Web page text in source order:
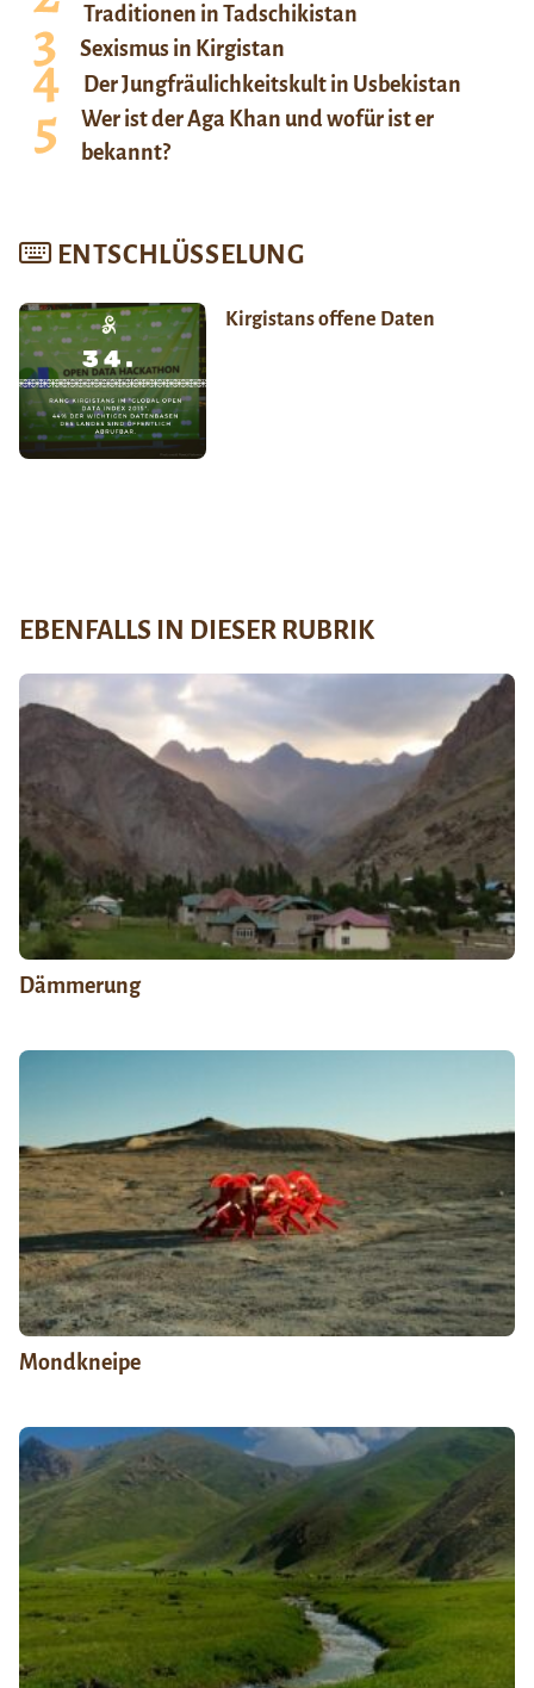
Traditionen in Tadschikistan
Sexismus in Kirgistan
Der Jungfräulichkeitskult in Usbekistan
Wer ist der Aga Khan und wofür ist er
bekannt?
ENTSCHLÜSSELUNG
Kirgistans offene Daten
EBENFALLS IN DIESER RUBRIK
Dämmerung
Mondkneipe